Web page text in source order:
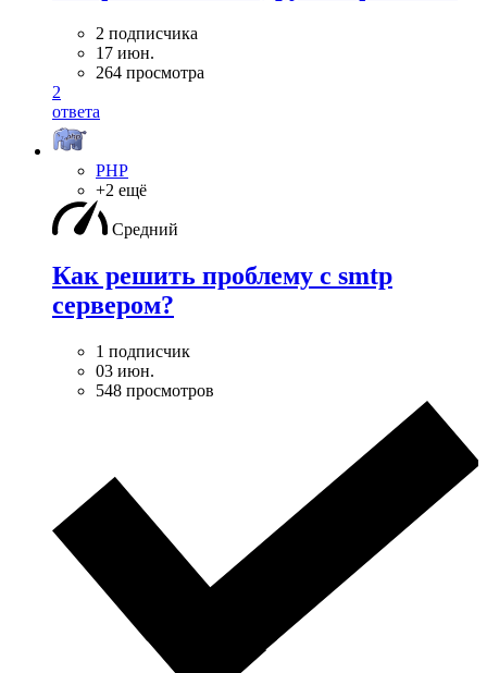
2 подписчика
17 июн.
264 просмотра
2
ответа
PHP
+2 ещё
Средний
Как решить проблему с smtp
сервером?
1 подписчик
03 июн.
548 просмотров